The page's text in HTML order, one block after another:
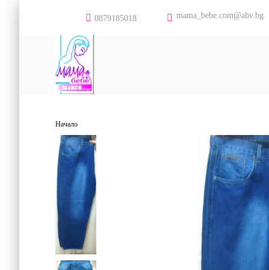
0879185018 mama_bebe.com@abv.bg
Начало